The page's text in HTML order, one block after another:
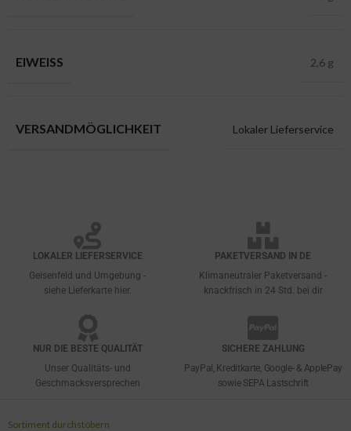
EIWEISS 2,6 g
VERSANDMÖGLICHKEIT Lokaler Lieferservice
LOKALER LIEFERSERVICE
Geisenfeld und Umgebung -
siehe Lieferkarte hier.
PAKETVERSAND IN DE
Klimaneutraler Paketversand -
knackfrisch in 24 Std. bei dir
NUR DIE BESTE QUALITÄT
Unser Qualitäts- und
Geschmacksversprechen
SICHERE ZAHLUNG
PayPal, Kreditkarte, Google- & ApplePay
sowie SEPA Lastschrift
Sortiment durchstöbern